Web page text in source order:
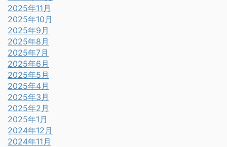
2025年11月
2025年10月
2025年9月
2025年8月
2025年7月
2025年6月
2025年5月
2025年4月
2025年3月
2025年2月
2025年1月
2024年12月
2024年11月